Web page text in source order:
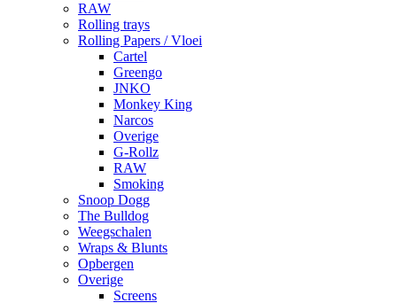
RAW
Rolling trays
Rolling Papers / Vloei
Cartel
Greengo
JNKO
Monkey King
Narcos
Overige
G-Rollz
RAW
Smoking
Snoop Dogg
The Bulldog
Weegschalen
Wraps & Blunts
Opbergen
Overige
Screens